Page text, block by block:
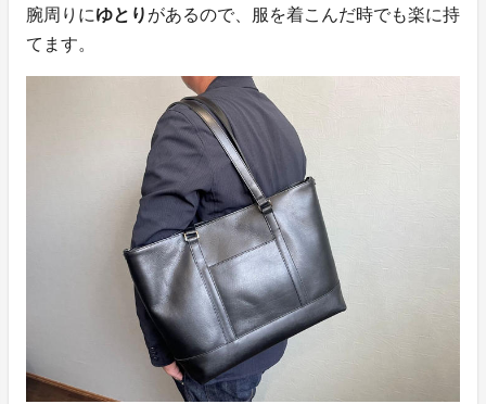
腕周りにゆとり があるので、服を着こんだ時でも楽に持
てます。